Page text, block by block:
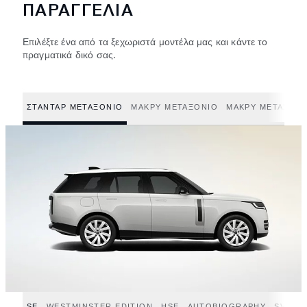
ΠΑΡΑΓΓΕΛΙΑ
Επιλέξτε ένα από τα ξεχωριστά μοντέλα μας και κάντε το
πραγματικά δικό σας.
ΣΤΑΝΤΑΡ ΜΕΤΑΞΟΝΙΟ ΜΑΚΡΥ ΜΕΤΑΞΟΝΙΟ ΜΑΚΡΥ